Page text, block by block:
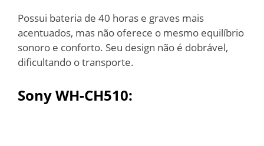
Possui bateria de 40 horas e graves mais
acentuados, mas não oferece o mesmo equilíbrio
sonoro e conforto. Seu design não é dobrável,
dificultando o transporte.
Sony WH-CH510: